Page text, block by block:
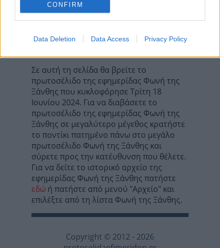
CONFIRM
Data Deletion Data Access Privacy Policy
Τα σχόλια έχουν απενεργοποιηθεί για
όλους προσωρινά!
Σε αυτή τη σελίδα θα βρείτε το
πρωτοσέλιδο της εφημερίδας Φωνή της
Ξάνθης που κυκλοφόρησε Τρίτη 18
Ιουνίου 2024. Για να διαβάσετε το
πρωτοσέλιδο της εφημερίδας Φωνή της
Ξάνθης σε μεγαλύτερο μέγεθος κρατήστε
το ποντίκι πατημένο πάνω στο μεγάλο
πρωτοσέλιδο Φωνή της Ξάνθης και
σύρετε προς την κατέυθυνση που θέλετε.
Για να δείτε το ιστορικό αρχείο της
εφημερίδας Φωνή της Ξάνθης πατήστε
εδώ ή πατήστε από μενού "Αρχείο" και
επιλέξτε από τη λίστα Φωνή της Ξάνθης.
Copyright © 2012 - 2026